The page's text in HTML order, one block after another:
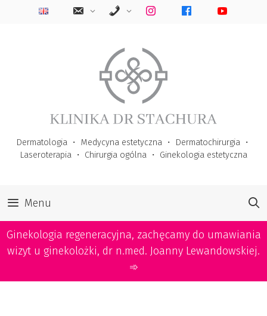
Dermatologia ・ Medycyna estetyczna ・ Dermatochirurgia ・
Laseroterapia ・ Chirurgia ogólna ・ Ginekologia estetyczna
Menu
Ginekologia regeneracyjna, zachęcamy do umawiania
wizyt u ginekolożki, dr n.med. Joanny Lewandowskiej.
➾